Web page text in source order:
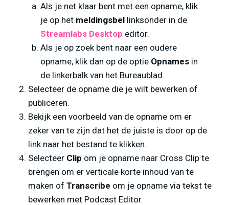
Als je net klaar bent met een opname, klik
je op het meldingsbel linksonder in de
Streamlabs Desktop editor.
Als je op zoek bent naar een oudere
opname, klik dan op de optie Opnames in
de linkerbalk van het Bureaublad.
Selecteer de opname die je wilt bewerken of
publiceren.
Bekijk een voorbeeld van de opname om er
zeker van te zijn dat het de juiste is door op de
link naar het bestand te klikken.
Selecteer Clip om je opname naar Cross Clip te
brengen om er verticale korte inhoud van te
maken of Transcribe om je opname via tekst te
bewerken met Podcast Editor.